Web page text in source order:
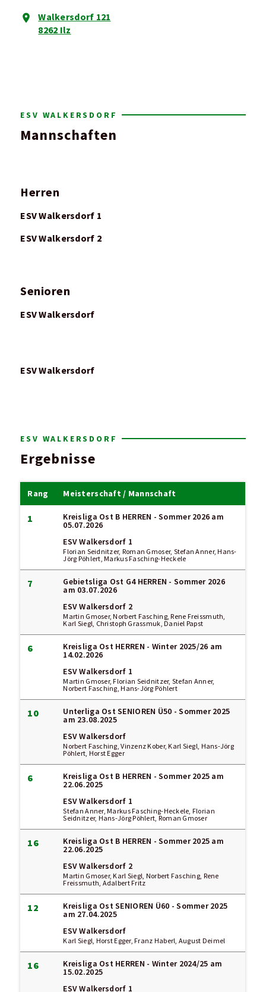
Walkersdorf 121
8262 Ilz
ESV WALKERSDORF
Mannschaften
Herren
ESV Walkersdorf 1
ESV Walkersdorf 2
Senioren
ESV Walkersdorf
ESV Walkersdorf
ESV WALKERSDORF
Ergebnisse
Rang Meisterschaft / Mannschaft
1 Kreisliga Ost B HERREN - Sommer 2026 am
05.07.2026
ESV Walkersdorf 1
Florian Seidnitzer, Roman Gmoser, Stefan Anner, Hans-
Jörg Pöhlert, Markus Fasching-Heckele
7 Gebietsliga Ost G4 HERREN - Sommer 2026
am 03.07.2026
ESV Walkersdorf 2
Martin Gmoser, Norbert Fasching, Rene Freissmuth,
Karl Siegl, Christoph Grassmuk, Daniel Papst
6 Kreisliga Ost HERREN - Winter 2025/26 am
14.02.2026
ESV Walkersdorf 1
Martin Gmoser, Florian Seidnitzer, Stefan Anner,
Norbert Fasching, Hans-Jörg Pöhlert
10 Unterliga Ost SENIOREN Ü50 - Sommer 2025
am 23.08.2025
ESV Walkersdorf
Norbert Fasching, Vinzenz Kober, Karl Siegl, Hans-Jörg
Pöhlert, Horst Egger
6 Kreisliga Ost B HERREN - Sommer 2025 am
22.06.2025
ESV Walkersdorf 1
Stefan Anner, Markus Fasching-Heckele, Florian
Seidnitzer, Hans-Jörg Pöhlert, Roman Gmoser
16 Kreisliga Ost B HERREN - Sommer 2025 am
22.06.2025
ESV Walkersdorf 2
Martin Gmoser, Karl Siegl, Norbert Fasching, Rene
Freissmuth, Adalbert Fritz
12 Kreisliga Ost SENIOREN Ü60 - Sommer 2025
am 27.04.2025
ESV Walkersdorf
Karl Siegl, Horst Egger, Franz Haberl, August Deimel
16 Kreisliga Ost HERREN - Winter 2024/25 am
15.02.2025
ESV Walkersdorf 1